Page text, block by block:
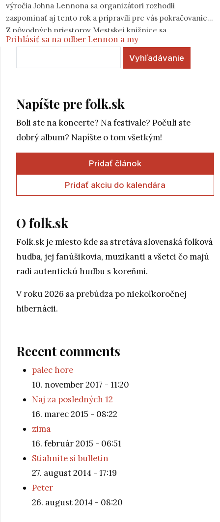
výročia Johna Lennona sa organizátori rozhodli
zaspomínať aj tento rok a pripravili pre vás pokračovanie.
Z pôvodných priestorov Mestskej knižnice sa
spomienkový večer tentokrát presunie do Kafe Scherz
(na bratislavských Palisádach) a uskutoční sa v stredu
7.12.2011 od 17:00.
Prihlásiť sa na odber Lennon a my
Napíšte pre folk.sk
Boli ste na koncerte? Na festivale? Počuli ste
dobrý album? Napíšte o tom všetkým!
Pridať článok
Pridať akciu do kalendára
O folk.sk
Folk.sk je miesto kde sa stretáva slovenská folková
hudba, jej fanúšikovia, muzikanti a všetci čo majú
radi autentickú hudbu s koreňmi.
V roku 2026 sa prebúdza po niekoľkoročnej
hibernácii.
Recent comments
palec hore
10. november 2017 - 11:20
Naj za posledných 12
16. marec 2015 - 08:22
zima
16. február 2015 - 06:51
Stiahnite si bulletin
27. august 2014 - 17:19
Peter
26. august 2014 - 08:20